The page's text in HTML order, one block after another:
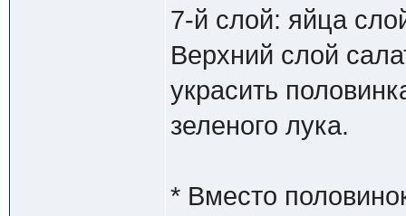
7-й слой: яйца
Верхний слой
украсить
зеленого лука.
* Вместо